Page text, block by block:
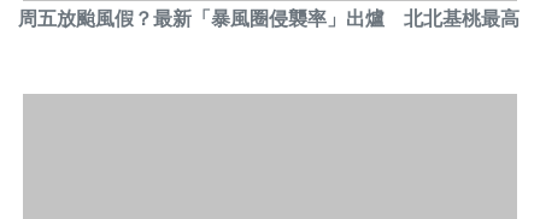
周五放颱風假？最新「暴風圈侵襲率」出爐 北北基桃最高